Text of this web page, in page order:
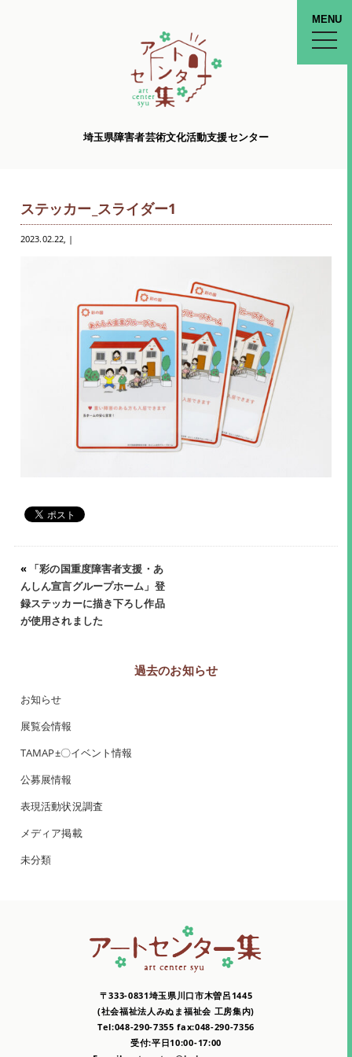
埼玉県障害者芸術文化活動支援センター
MENU
toggle
ステッカー_スライダー1
2023.02.22, |
« 「彩の国重度障害者支援・あ
んしん宣言グループホーム」登
録ステッカーに描き下ろし作品
が使用されました
過去のお知らせ
お知らせ
展覧会情報
TAMAP±〇イベント情報
公募展情報
表現活動状況調査
メディア掲載
未分類
〒333-0831埼玉県川口市木曽呂1445
(社会福祉法人みぬま福祉会 工房集内)
Tel:048-290-7355 fax:048-290-7356
受付:平日10:00-17:00